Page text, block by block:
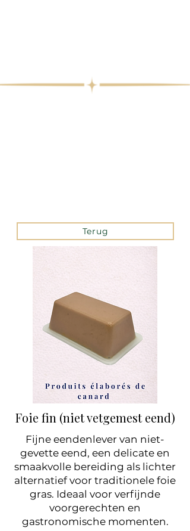
Terug
Foie fin (niet vetgemest eend)
Fijne eendenlever van niet-
gevette eend, een delicate en
smaakvolle bereiding als lichter
alternatief voor traditionele foie
gras. Ideaal voor verfijnde
voorgerechten en
gastronomische momenten.